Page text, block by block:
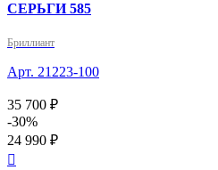
СЕРЬГИ 585
Бриллиант
Арт. 21223-100
35 700 ₽
-30%
24 990 ₽
